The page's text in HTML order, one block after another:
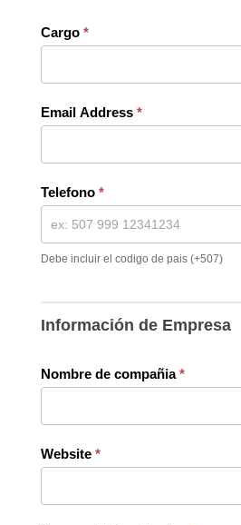
Cargo *
Email Address *
Telefono *
Debe incluir el codigo de pais (+507)
Información de Empresa
Nombre de compañia*
Website *